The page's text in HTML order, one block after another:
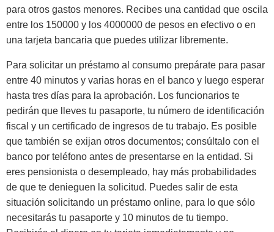
para otros gastos menores. Recibes una cantidad que oscila
entre los 150000 y los 4000000 de pesos en efectivo o en
una tarjeta bancaria que puedes utilizar libremente.
Para solicitar un préstamo al consumo prepárate para pasar
entre 40 minutos y varias horas en el banco y luego esperar
hasta tres días para la aprobación. Los funcionarios te
pedirán que lleves tu pasaporte, tu número de identificación
fiscal y un certificado de ingresos de tu trabajo. Es posible
que también se exijan otros documentos; consúltalo con el
banco por teléfono antes de presentarse en la entidad. Si
eres pensionista o desempleado, hay más probabilidades
de que te denieguen la solicitud. Puedes salir de esta
situación solicitando un préstamo online, para lo que sólo
necesitarás tu pasaporte y 10 minutos de tu tiempo.